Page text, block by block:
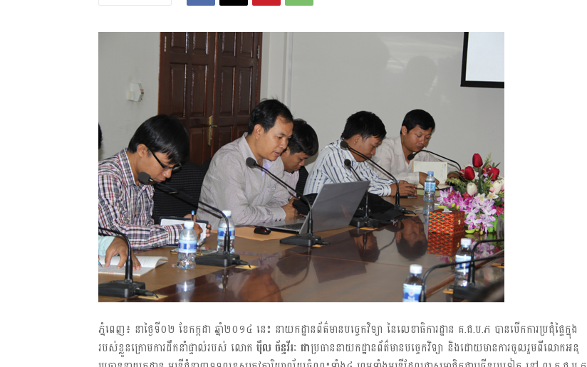
ភ្នំពេញ៖ ​នា​ថ្ងៃទី០២ ខែ​កក្កដា ឆ្នាំ២០១៤​ នេះ នាយកដ្ឋានព័ត៌មានបច្ចេកវិទ្យា នៃលេខាធិការដ្ឋាន ​គ.​ជ​.​ប​.​ភ​​​ ​បាន​​បើក​​​ការ​​ប្រជុំ​​ផ្ទៃ​​ក្នុង​
របស់​​ខ្លួន​​​ក្រោម​​ការ​ដឹក​នាំ​ផ្ទាល់​របស់​ លោក​ ប៉ឹល​ ច័ន្ទវីរៈ​ ជា​ប្រធាន​នាយក​​ដ្ឋាន​​ព័ត៌​មាន​​បច្ចេក​វិទ្យា​​ និង​ដោយ​​មាន​ការ​ចូល​រួម​ពី​លោក​អនុ